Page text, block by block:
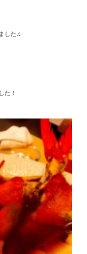
した♫
た！